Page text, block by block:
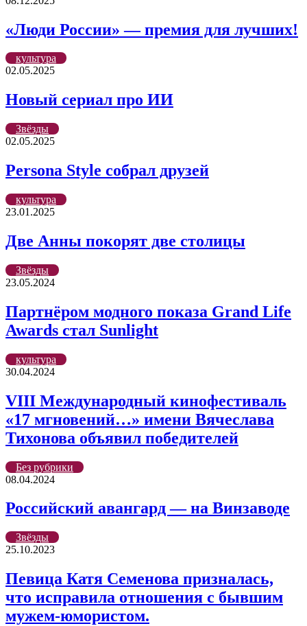
«Люди России» — премия для лучших!
культура
02.05.2025
Новый сериал про ИИ
Звёзды
02.05.2025
Persona Style собрал друзей
культура
23.01.2025
Две Анны покорят две столицы
Звёзды
23.05.2024
Партнёром модного показа Grand Life
Awards стал Sunlight
культура
30.04.2024
VIII Международный кинофестиваль
«17 мгновений…» имени Вячеслава
Тихонова объявил победителей
Без рубрики
08.04.2024
Российский авангард — на Винзаводе
Звёзды
25.10.2023
Певица Катя Семенова призналась,
что исправила отношения с бывшим
мужем-юмористом.